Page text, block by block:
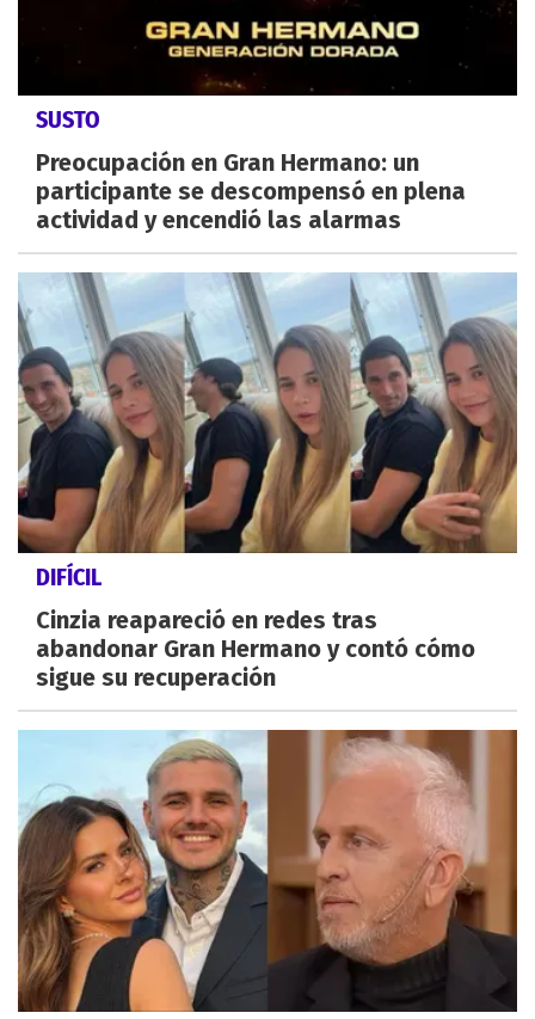
SUSTO
Preocupación en Gran Hermano: un
participante se descompensó en plena
actividad y encendió las alarmas
DIFÍCIL
Cinzia reapareció en redes tras
abandonar Gran Hermano y contó cómo
sigue su recuperación